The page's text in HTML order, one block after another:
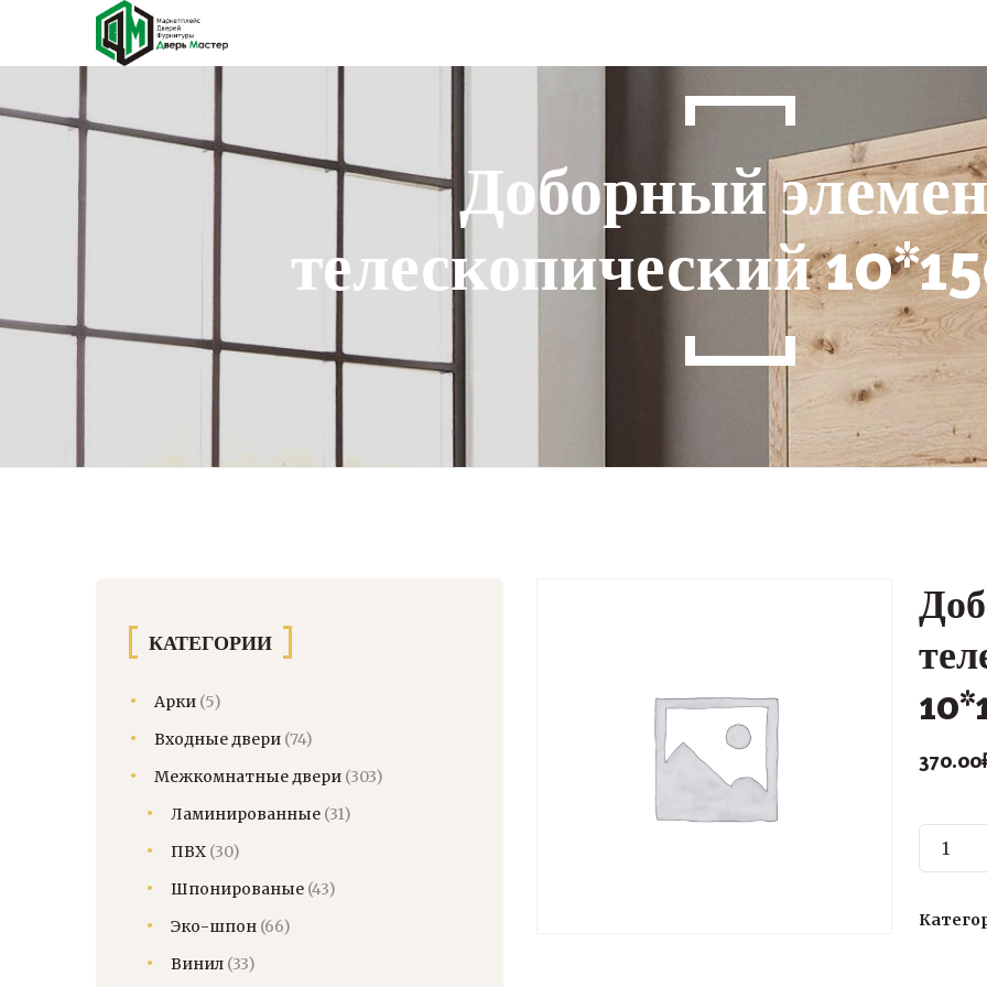
Доборный
телескопический
370.00
товара
КАТЕГОРИИ
Арки (5)
Входные двери (74)
Межкомнатные двери (303)
Ламинированные (31)
ПВХ (30)
Шпонированые (43)
Эко-шпон (66)
Винил (33)